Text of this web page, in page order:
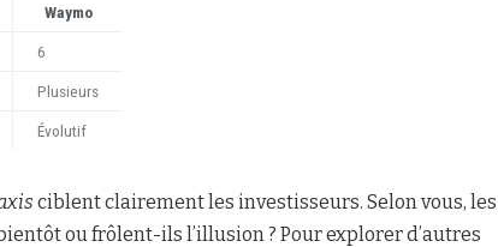
Waymo
6
Plusieurs
Évolutif
ciblent clairement les investisseurs. Selon vous,
ou frôlent-ils l’illusion ? Pour explorer d’autres